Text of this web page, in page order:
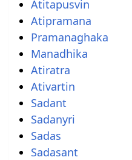
Atitapusvin
Atipramana
Pramanaghaka
Manadhika
Atiratra
Ativartin
Sadant
Sadanyri
Sadas
Sadasant